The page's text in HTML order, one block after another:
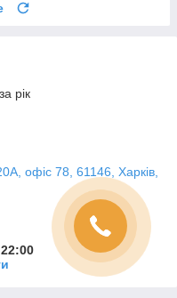
рік
офіс 78, 61146, Харків,